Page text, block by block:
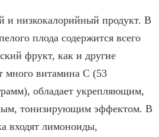
и низкокалорийный продукт. В
плода содержится всего
фрукт, как и другие
много витамина C (53
обладает укрепляющим,
тонизирующим эффектом. В
входят лимоноиды,